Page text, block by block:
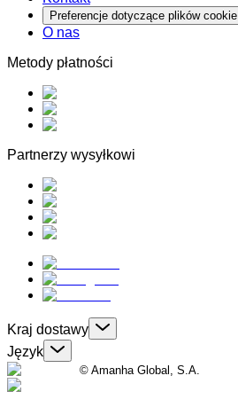
Preferencje dotyczące plików cookie
O nas
Metody płatności
Partnerzy wysyłkowi
Kraj dostawy
Język
© Amanha Global, S.A.